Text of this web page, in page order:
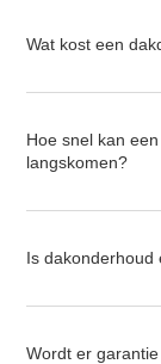
Wat kost een
Hoe snel kan
langskomen?
Is dakonderhoud
Wordt er